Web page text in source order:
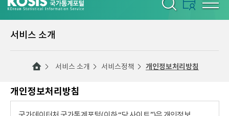
서비스 소개
서비스 소개 서비스정책 개인정보처리방침
개인정보처리방침